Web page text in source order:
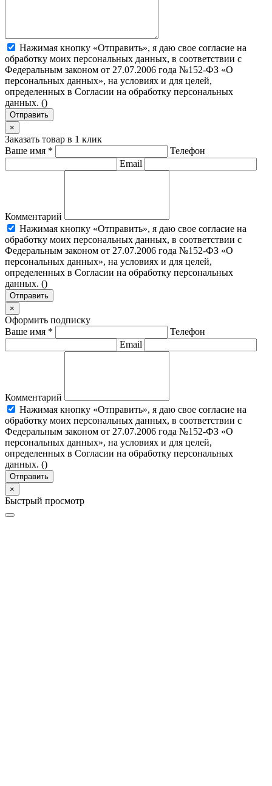
Нажимая кнопку «Отправить», я даю свое согласие на
обработку моих персональных данных, в соответствии с
Федеральным законом от 27.07.2006 года №152-ФЗ «О
персональных данных», на условиях и для целей,
определенных в Согласии на обработку персональных
данных. ()
Отправить
×
Заказать товар в 1 клик
Ваше имя *
Телефон
Email
Комментарий
Нажимая кнопку «Отправить», я даю свое согласие на
обработку моих персональных данных, в соответствии с
Федеральным законом от 27.07.2006 года №152-ФЗ «О
персональных данных», на условиях и для целей,
определенных в Согласии на обработку персональных
данных. ()
Отправить
×
Оформить подписку
Ваше имя *
Телефон
Email
Комментарий
Нажимая кнопку «Отправить», я даю свое согласие на
обработку моих персональных данных, в соответствии с
Федеральным законом от 27.07.2006 года №152-ФЗ «О
персональных данных», на условиях и для целей,
определенных в Согласии на обработку персональных
данных. ()
Отправить
×
Быстрый просмотр